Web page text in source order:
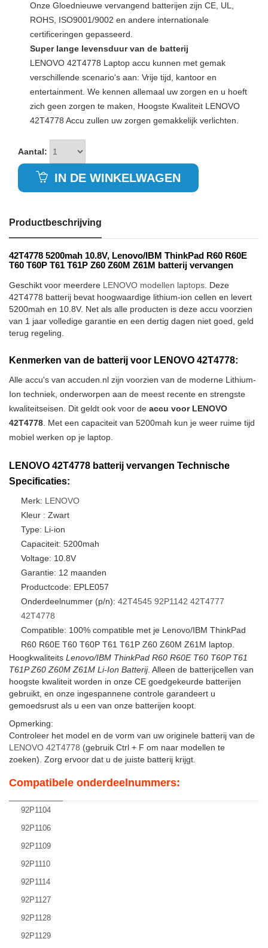
Onze Gloednieuwe vervangend batterijen zijn CE, UL,
ROHS, ISO9001/9002 en andere internationale
certificeringen gepasseerd.
Super lange levensduur van de batterij
LENOVO 42T4778 Laptop accu kunnen met gemak
verschillende scenario's aan: Vrije tijd, kantoor en
entertainment. We kennen allemaal uw zorgen en u hoeft
zich geen zorgen te maken, Hoogste Kwaliteit LENOVO
42T4778 Accu zullen uw zorgen gemakkelijk verlichten.
Aantal:
IN DE WINKELWAGEN
Productbeschrijving
42T4778 5200mah 10.8V, Lenovo/IBM ThinkPad R60 R60E
T60 T60P T61 T61P Z60 Z60M Z61M batterij vervangen
Geschikt voor meerdere LENOVO modellen laptops . Deze
42T4778 batterij bevat hoogwaardige lithium-ion cellen en levert
5200mah en 10.8V. Net als alle producten is deze accu voorzien
van 1 jaar volledige garantie en een dertig dagen niet goed, geld
terug regeling.
Kenmerken van de batterij voor LENOVO 42T4778:
Alle accu's van accuden.nl zijn voorzien van de moderne Lithium-
Ion techniek, onderworpen aan de meest recente en strengste
kwaliteitseisen. Dit geldt ook voor de accu voor LENOVO
42T4778 . Met een capaciteit van 5200mah kun je weer ruime tijd
mobiel werken op je laptop.
LENOVO 42T4778 batterij vervangen Technische
Specificaties:
Merk: LENOVO
Kleur : Zwart
Type: Li-ion
Capaciteit: 5200mah
Voltage: 10.8V
Garantie: 12 maanden
Productcode: EPLE057
Onderdeelnummer (p/n): 42T4545 92P1142 42T4777
42T4778
Compatible: 100% compatible met je Lenovo/IBM ThinkPad
R60 R60E T60 T60P T61 T61P Z60 Z60M Z61M laptop.
Hoogkwaliteits Lenovo/IBM ThinkPad R60 R60E T60 T60P T61
T61P Z60 Z60M Z61M Li-Ion Batterij. Alleen de batterijcellen van
hoogste kwaliteit worden in onze CE goedgekeurde batterijen
gebruikt, en onze ingespannene controle garandeert u
gemoedsrust als u een van onze batterijen koopt.
Opmerking:
Controleer het model en de vorm van uw originele batterij van de
LENOVO 42T4778 (gebruik Ctrl + F om naar modellen te
zoeken). Zorg ervoor dat u de juiste batterij krijgt.
Compatibele onderdeelnummers:
92P1104
92P1106
92P1109
92P1110
92P1114
92P1127
92P1128
92P1129